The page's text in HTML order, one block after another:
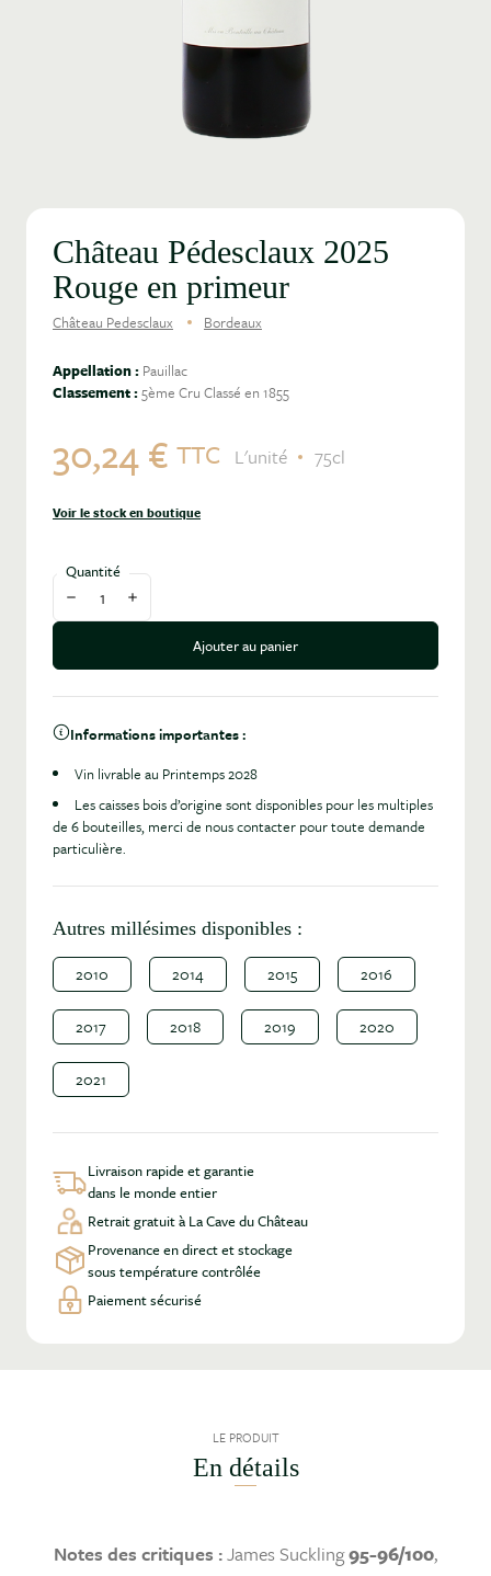
Château Pédesclaux 2025
Rouge en primeur
Château Pedesclaux Bordeaux
Appellation : Pauillac
Classement :5ème Cru Classé en 1855
30,24 € TTC L'unité 75cl
Voir le stock en boutique
Quantité
Diminuer la quantité
Augmenter la quantité
Ajouter au panier
Informations importantes :
Vin livrable au Printemps 2028
Les caisses bois d’origine sont disponibles pour les multiples
de 6 bouteilles, merci de nous contacter pour toute demande
particulière.
Autres millésimes disponibles :
2010 2014 2015 2016
2017 2018 2019 2020
2021
Livraison rapide et garantie
dans le monde entier
Retrait gratuit à La Cave du Château
Provenance en direct et stockage
sous température contrôlée
Paiement sécurisé
LE PRODUIT
En détails
Notes des critiques :James Suckling95-96/100,